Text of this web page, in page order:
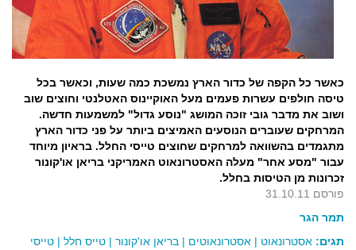
כאשר כל הקפה של כדור הארץ נמשכת כמה שעות, וכאשר בכל
טיסה חולפים עשרות פעמים מעל האוקיינוס האטלנטי וחוצים שוב
ושוב את מדבר גובי זוכה המושג "נוסע גדול" למשמעות חדשה.
המרחקים שעוברים הנוסעים האמיצים ביותר על פני כדור הארץ
מתגמדים בהשוואה למרחקים שחוצים טייסי החלל. בראיון מיוחד
עבור "מסע אחר" מעלה האסטרונאוט האמריקני בריאן או'קונור
זכרונות מן הטיסות בחלל.
פורסם 31.10.11
תמר הגר
תגים: אסטרונאוט | אסטרונאוטים | בריאן או'קונור | טייס חלל | טייסי